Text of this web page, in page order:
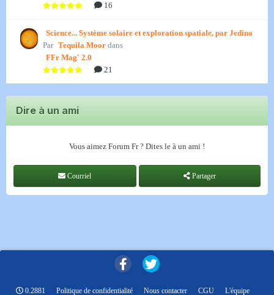
16
Science... Système solaire et exploration spatiale, par Jedino
Par Tequila Moor dans
FFr Mag' 2.0
21
Dire à un ami
Vous aimez Forum Fr ? Dites le à un ami !
Courriel Partager
0.2881 Politique de confidentialité Nous contacter CGU L'équipe